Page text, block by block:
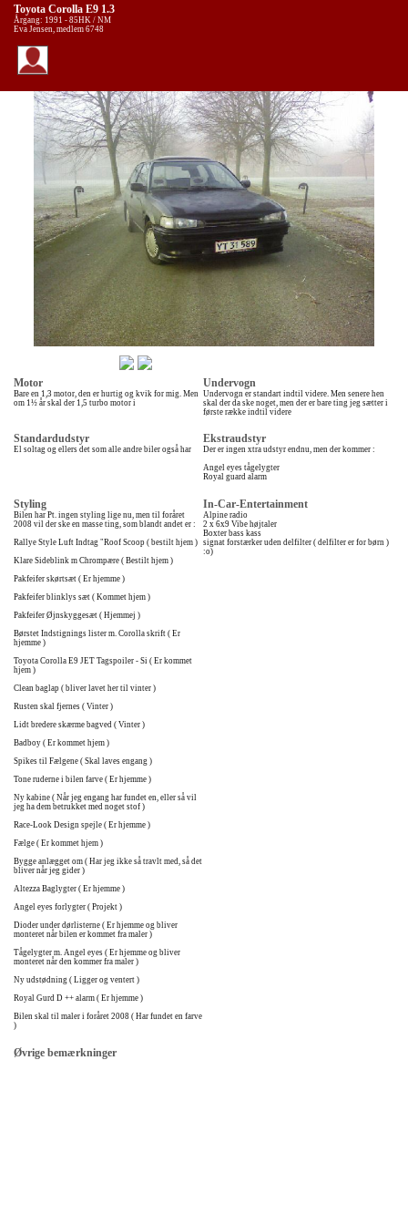
Toyota Corolla E9 1.3
Årgang: 1991 - 85HK / NM
Eva Jensen, medlem 6748
Motor
Bare en 1,3 motor, den er hurtig og kvik for mig. Men
om 1½ år skal der 1,5 turbo motor i
Undervogn
Undervogn er standart indtil videre. Men senere hen
skal der da ske noget, men der er bare ting jeg sætter i
første række indtil videre
Standardudstyr
El soltag og ellers det som alle andre biler også har
Ekstraudstyr
Der er ingen xtra udstyr endnu, men der kommer :
Angel eyes tågelygter
Royal guard alarm
Styling
Bilen har Pt. ingen styling lige nu, men til foråret
2008 vil der ske en masse ting, som blandt andet er :
Rallye Style Luft Indtag "Roof Scoop ( bestilt hjem )
Klare Sideblink m Chrompære ( Bestilt hjem )
Pakfeifer skørtsæt ( Er hjemme )
Pakfeifer blinklys sæt ( Kommet hjem )
Pakfeifer Øjnskyggesæt ( Hjemmej )
Børstet Indstignings lister m. Corolla skrift ( Er
hjemme )
Toyota Corolla E9 JET Tagspoiler - Si ( Er kommet
hjem )
Clean baglap ( bliver lavet her til vinter )
Rusten skal fjernes ( Vinter )
Lidt bredere skærme bagved ( Vinter )
Badboy ( Er kommet hjem )
Spikes til Fælgene ( Skal laves engang )
Tone ruderne i bilen farve ( Er hjemme )
Ny kabine ( Når jeg engang har fundet en, eller så vil
jeg ha dem betrukket med noget stof )
Race-Look Design spejle ( Er hjemme )
Fælge ( Er kommet hjem )
Bygge anlægget om ( Har jeg ikke så travlt med, så det
bliver når jeg gider )
Altezza Baglygter ( Er hjemme )
Angel eyes forlygter ( Projekt )
Dioder under dørlisterne ( Er hjemme og bliver
monteret når bilen er kommet fra maler )
Tågelygter m. Angel eyes ( Er hjemme og bliver
monteret når den kommer fra maler )
Ny udstødning ( Ligger og ventert )
Royal Gurd D ++ alarm ( Er hjemme )
Bilen skal til maler i foråret 2008 ( Har fundet en farve
)
In-Car-Entertainment
Alpine radio
2 x 6x9 Vibe højtaler
Boxter bass kass
signat forstærker uden delfilter ( delfilter er for børn )
:o)
Øvrige bemærkninger